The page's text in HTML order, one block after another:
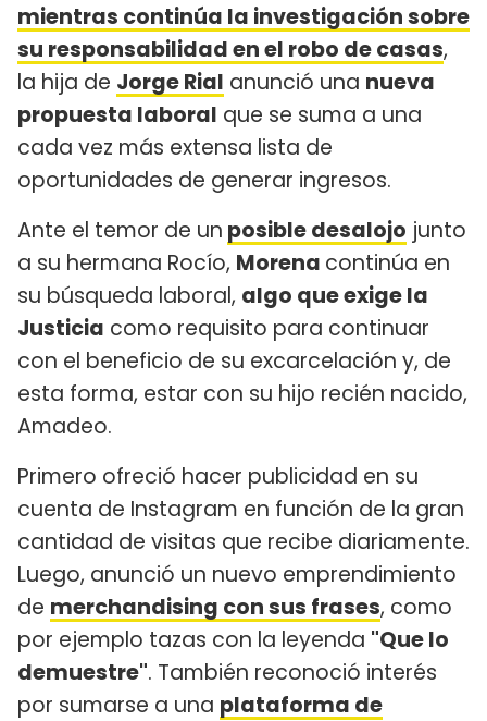
mientras continúa la investigación sobre
su responsabilidad en el robo de casas,
la hija de Jorge Rial anunció una nueva
propuesta laboral que se suma a una
cada vez más extensa lista de
oportunidades de generar ingresos.
Ante el temor de un posible desalojo junto
a su hermana Rocío, Morena continúa en
su búsqueda laboral, algo que exige la
Justicia como requisito para continuar
con el beneficio de su excarcelación y, de
esta forma, estar con su hijo recién nacido,
Amadeo.
Primero ofreció hacer publicidad en su
cuenta de Instagram en función de la gran
cantidad de visitas que recibe diariamente.
Luego, anunció un nuevo emprendimiento
de merchandising con sus frases, como
por ejemplo tazas con la leyenda "Que lo
demuestre". También reconoció interés
por sumarse a una plataforma de